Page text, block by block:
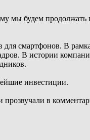
мы будем
смартфонов. В
В истории
инвестиции.
в